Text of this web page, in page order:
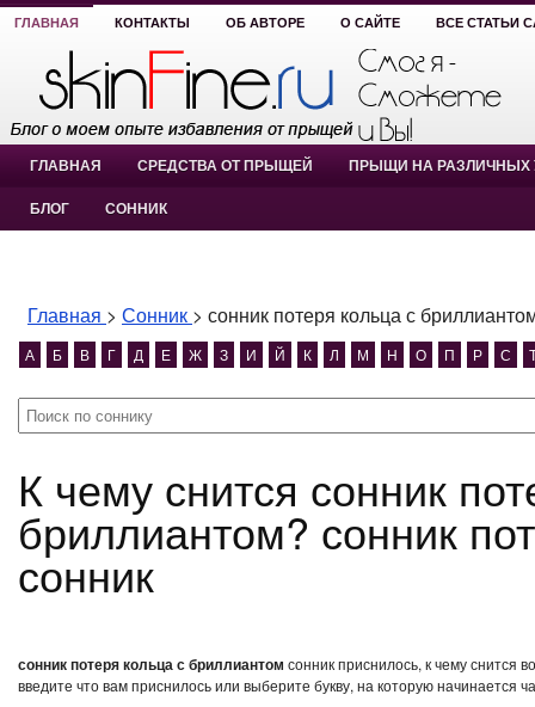
ГЛАВНАЯ КОНТАКТЫ ОБ АВТОРЕ О САЙТЕ ВСЕ СТАТЬИ
ГЛАВНАЯ СРЕДСТВА ОТ ПРЫЩЕЙ ПРЫЩИ НА РАЗЛИЧНЫХ
БЛОГ СОННИК
Главная > Сонник > сонник потеря кольца с
А Б В Г Д Е Ж З И Й К Л М Н О П Р С
К чему снится сонник потеря кольца с
бриллиантом? сонник
сонник
сонник потеря кольца с бриллиантом сонник приснилось, к чему снится
введите что вам приснилось или выберите букву, на которую начинается